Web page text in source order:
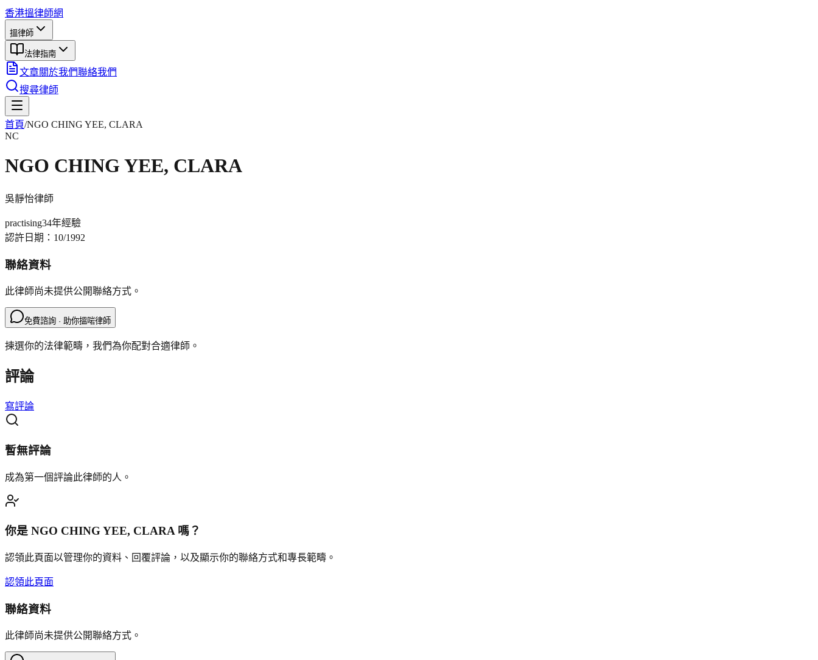
香港搵律師網
搵律師
法律指南
文章關於我們聯絡我們
搜尋律師
首頁/NGO CHING YEE, CLARA
NC
NGO CHING YEE, CLARA
吳靜怡律師
practising34年經驗
認許日期： 10/1992
聯絡資料
此律師尚未提供公開聯絡方式。
免費諮詢 · 助你搵啱律師
揀選你的法律範疇，我們為你配對合適律師。
評論
寫評論
暫無評論
成為第一個評論此律師的人。
你是 NGO CHING YEE, CLARA嗎？
認領此頁面以管理你的資料、回覆評論，以及顯示你的聯絡方式和專長範疇。
認領此頁面
聯絡資料
此律師尚未提供公開聯絡方式。